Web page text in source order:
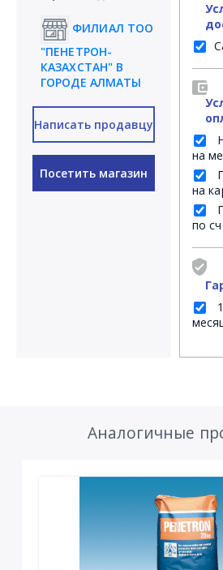
ФИЛИАЛ ТОО
"ПЕНЕТРОН-
КАЗАХСТАН" В
ГОРОДЕ АЛМАТЫ
Написать продавцу
Посетить магазин
на
на
по
Аналогичные